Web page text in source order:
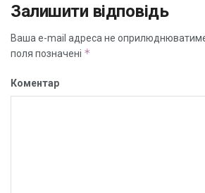
Залишити відповідь
Ваша e-mail адреса не
поля позначені *
Коментар